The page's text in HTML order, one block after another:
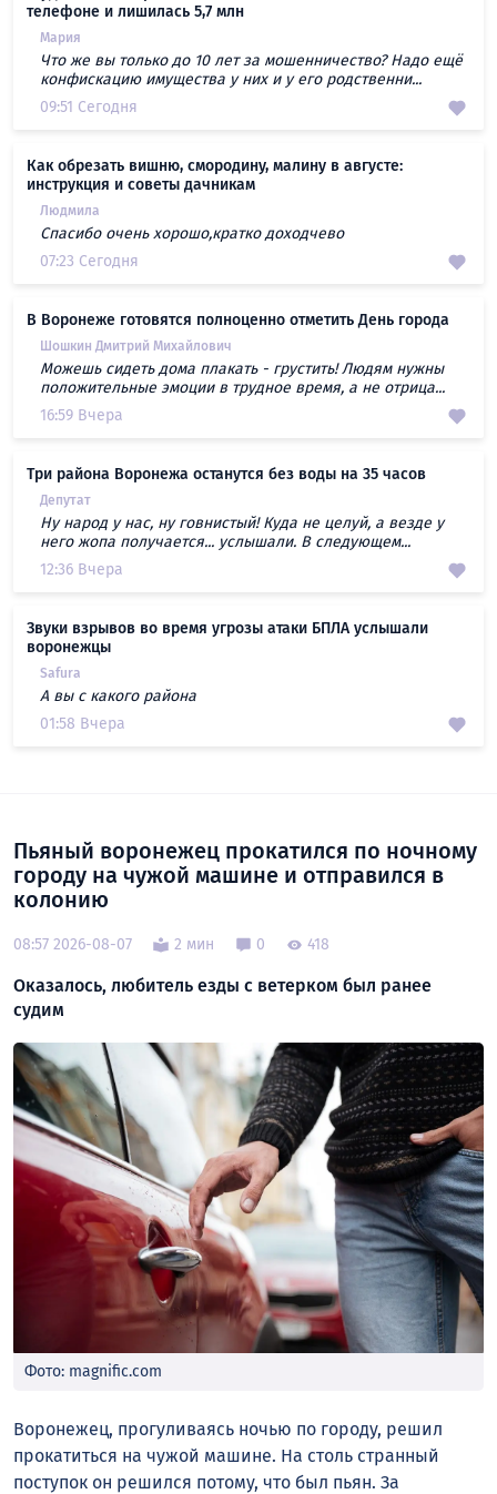
телефоне и лишилась 5,7 млн
Мария
Что же вы только до 10 лет за мошенничество? Надо ещё
конфискацию имущества у них и у его родственни...
09:51 Сегодня
Как обрезать вишню, смородину, малину в августе:
инструкция и советы дачникам
Людмила
Спасибо очень хорошо,кратко доходчево
07:23 Сегодня
В Воронеже готовятся полноценно отметить День города
Шошкин Дмитрий Михайлович
Можешь сидеть дома плакать - грустить! Людям нужны
положительные эмоции в трудное время, а не отрица...
16:59 Вчера
Три района Воронежа останутся без воды на 35 часов
Депутат
Ну народ у нас, ну говнистый! Куда не целуй, а везде у
него жопа получается... услышали. В следующем...
12:36 Вчера
Звуки взрывов во время угрозы атаки БПЛА услышали
воронежцы
Safura
А вы с какого района
01:58 Вчера
Пьяный воронежец прокатился по ночному
городу на чужой машине и отправился в
колонию
08:57 2026-08-07 2 мин 0 418
Оказалось, любитель езды с ветерком был ранее
судим
Фото: magnific.com
Воронежец, прогуливаясь ночью по городу, решил
прокатиться на чужой машине. На столь странный
поступок он решился потому, что был пьян. За